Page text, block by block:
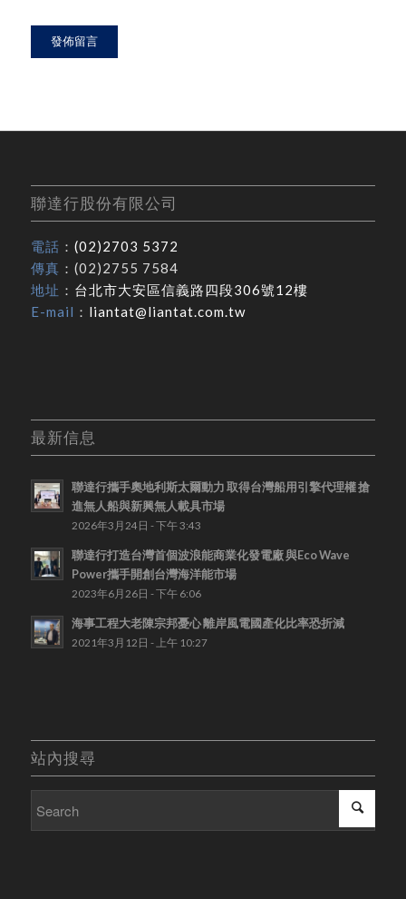
聯達行股份有限公司
電話 ： (02)2703 5372
傳真 ：(02)2755 7584
地址 ： 台北市大安區信義路四段306號12樓
E-mail ： liantat@liantat.com.tw
最新信息
聯達行攜手奧地利斯太爾動力 取得台灣船用引擎代理權 搶
進無人船與新興無人載具市場
2026年3月24日 - 下午 3:43
聯達行打造台灣首個波浪能商業化發電廠 與Eco Wave
Power攜手開創台灣海洋能市場
2023年6月26日 - 下午 6:06
海事工程大老陳宗邦憂心 離岸風電國產化比率恐折減
2021年3月12日 - 上午 10:27
站內搜尋